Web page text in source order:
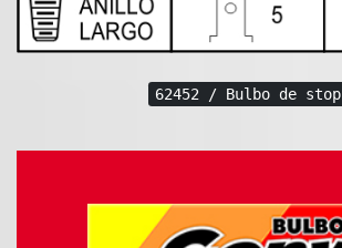
62452 / Bulbo de stop